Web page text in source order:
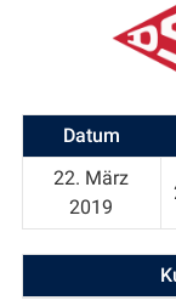
Datum
22. März
2019